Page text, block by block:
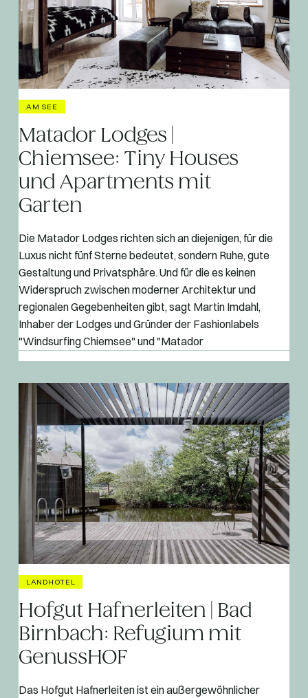
AM SEE
Matador Lodges |
Chiemsee: Tiny Houses
und Apartments mit
Garten
Die Matador Lodges richten sich an diejenigen, für die
Luxus nicht fünf Sterne bedeutet, sondern Ruhe, gute
Gestaltung und Privatsphäre. Und für die es keinen
Widerspruch zwischen moderner Architektur und
regionalen Gegebenheiten gibt, sagt Martin Imdahl,
Inhaber der Lodges und Gründer der Fashionlabels
"Windsurfing Chiemsee" und "Matador
LANDHOTEL
Hofgut Hafnerleiten | Bad
Birnbach: Refugium mit
GenussHOF
Das Hofgut Hafnerleiten ist ein außergewöhnlicher